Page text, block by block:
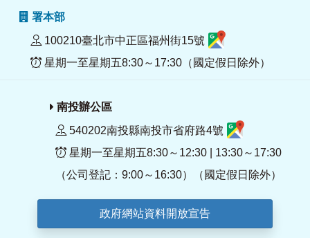
署本部
100210臺北市中正區福州街15號
星期一至星期五8:30～17:30（國定假日除外）
南投辦公區
540202南投縣南投市省府路4號
星期一至星期五8:30～12:30 | 13:30～17:30
（公司登記：9:00～16:30）（國定假日除外）
政府網站資料開放宣告